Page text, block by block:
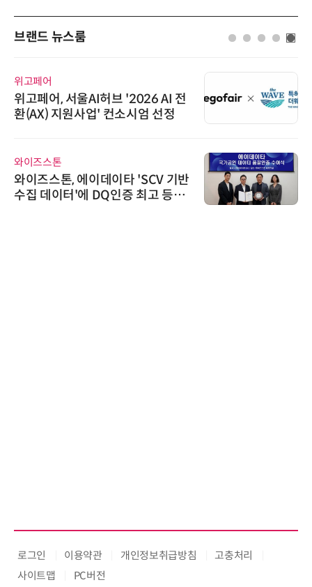
브랜드 뉴스룸
위고페어
위고페어, 서울AI허브 '2026 AI 전
환(AX) 지원사업' 컨소시엄 선정
와이즈스톤
와이즈스톤, 에이데이타 'SCV 기반
수집 데이터'에 DQ인증 최고 등급
로그인 이용약관 개인정보취급방침
고충처리
사이트맵
PC버전